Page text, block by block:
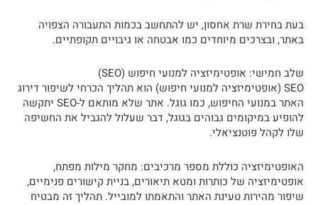
בעת בחירת שרת אחסון, יש להתחשב בכמות התעבורה הצפויה
באתר, ובצרכים מיוחדים כמו אבטחה או גיבויים תקופתיים.
שלב חמישי: אופטימיזציה למנועי חיפוש (SEO)
SEO (אופטימיזציה למנועי חיפוש) הוא תהליך הכרחי לשיפור דירוג
האתר במנועי החיפוש, כמו גוגל. אתר שלא מותאם ל-SEO יתקשה
להופיע במיקומים גבוהים בגוגל, דבר שעלול להגביל את החשיפה
שלו לקהל פוטנציאלי.
האופטימיזציה כוללת מספר מרכיבים: מחקר מילות מפתח,
אופטימיזציה של כותרות ומטא תיאורים, בניית קישורים פנימיים,
שיפור מהירות טעינת האתר והתאמתו למובייל. תהליך זה מבטיח